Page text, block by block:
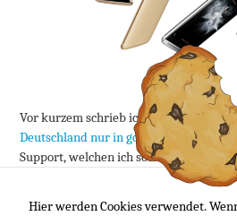
Vor kurzem schrieb ich noch, dass es das
Deutschland nur in gold gäbe
– Quelle
Support, welchen ich sowohl per Mail
Nachricht gefragt habe. Tja. Dem ist
Hier werden Cookies verwendet.